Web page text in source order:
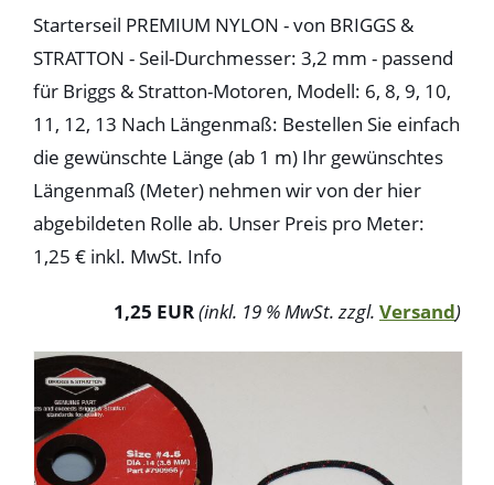
Starterseil PREMIUM NYLON - von BRIGGS &
STRATTON - Seil-Durchmesser: 3,2 mm - passend
für Briggs & Stratton-Motoren, Modell: 6, 8, 9, 10,
11, 12, 13 Nach Längenmaß: Bestellen Sie einfach
die gewünschte Länge (ab 1 m) Ihr gewünschtes
Längenmaß (Meter) nehmen wir von der hier
abgebildeten Rolle ab. Unser Preis pro Meter:
1,25 € inkl. MwSt. Info
1,25 EUR(inkl. 19 % MwSt. zzgl. Versand)